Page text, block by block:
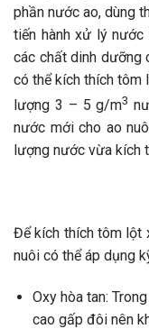
phần nước ao, dùng
tiến hành xử lý
các chất dinh dưỡng
có thể kích thích tôm
lượng 3 – 5 g/m3
nước mới cho ao
lượng nước vừa kích
Để kích thích tôm lột
nuôi có thể áp dụng
Oxy hòa tan:
cao gấp đôi nên